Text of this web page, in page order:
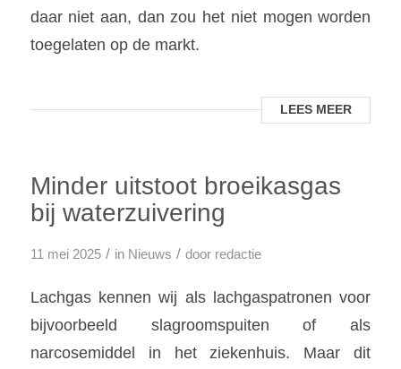
daar niet aan, dan zou het niet mogen worden
toegelaten op de markt.
LEES MEER
Minder uitstoot broeikasgas
bij waterzuivering
11 mei 2025 / in Nieuws / door redactie
Lachgas kennen wij als lachgaspatronen voor
bijvoorbeeld slagroomspuiten of als
narcosemiddel in het ziekenhuis. Maar dit